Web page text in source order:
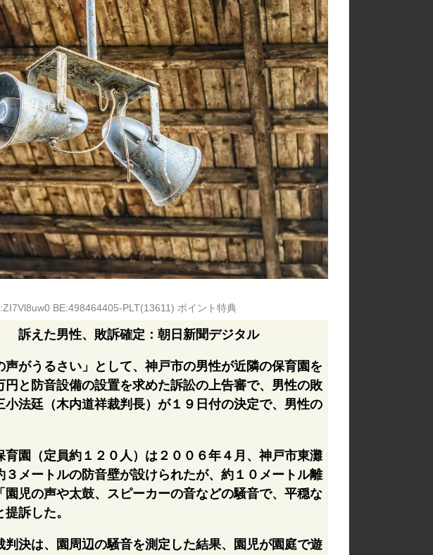
BE:498464405-PLT(13611) ポイント特典
訴えた男性、敗訴確定：朝日新聞デジタル
声がうるさい」として、神戸市の男性が近隣の保育園を
と防音設備の設置を求めた訴訟の上告審で、男性の敗
法廷（木内道祥裁判長）が１９日付の決定で、男性の
園（定員約１２０人）は２００６年４月、神戸市東灘
３メートルの防音壁が設けられたが、約１０メートル離
児の声や太鼓、スピーカーの音などの騒音で、平穏な
訴した。
決は、園周辺の騒音を測定した結果、園児が園庭で遊